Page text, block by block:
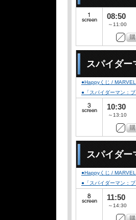
08:50
～11:00
スパイダ
●Happyくじ /
●「スパイダーマン：
10:30
～13:10
スパイダー
●Happyくじ /
●「スパイダーマン：
11:50
～14:30